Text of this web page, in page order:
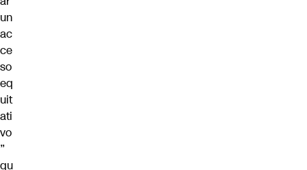
un
ac
ce
so
eq
uit
ati
vo
”
qu